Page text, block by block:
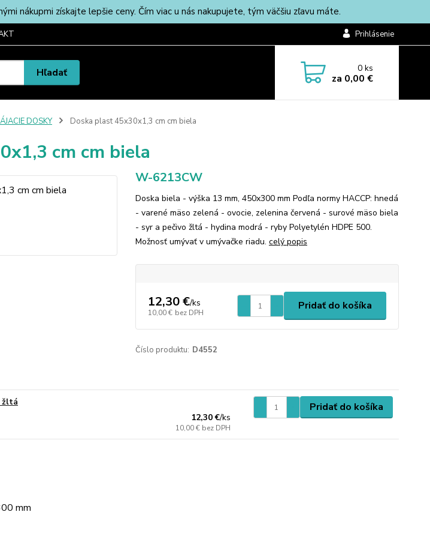
nákupmi získajte lepšie ceny. Čím viac u nás nakupujete, tým väčšiu zľavu máte.
Prihlásenie
Hľadať 0ks
za 0,00 €
DOSKY Doska plast 45x30x1,3 cm cm biela
cm cm biela
W-6213CW
Doska biela - výška 13 mm, 450x300 mm Podľa normy HACCP: hnedá
- varené mäso zelená - ovocie, zelenina červená - surové mäso biela
- syr a pečivo žltá - hydina modrá - ryby Polyetylén HDPE 500.
Možnosť umývať v umývačke riadu. celý popis
12,30 €/ks
10,00 € bez DPH
Pridať do košíka
Číslo produktu: D4552
žltá
12,30 €/ks
10,00 € bez DPH
Pridať do košíka
mm